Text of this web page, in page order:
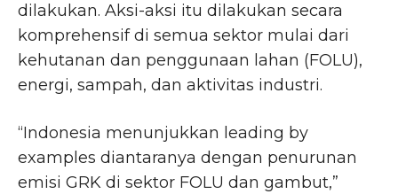
dilakukan. Aksi-aksi itu dilakukan secara
komprehensif di semua sektor mulai dari
kehutanan dan penggunaan lahan (FOLU),
energi, sampah, dan aktivitas industri.
“Indonesia menunjukkan leading by
examples diantaranya dengan penurunan
emisi GRK di sektor FOLU dan gambut,”